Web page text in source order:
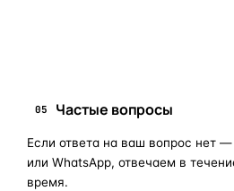
05 Частые вопросы
Если ответа на ваш вопрос нет
или WhatsApp, отвечаем в
время.